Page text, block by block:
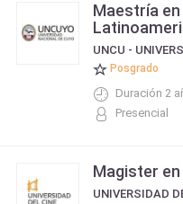
Maestría
Posgrado
Duración 2
Presencial
Magister en
UNIVERSIDAD